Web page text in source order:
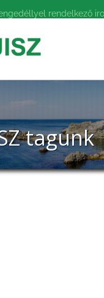
rendelkező
tagunk
tagunk